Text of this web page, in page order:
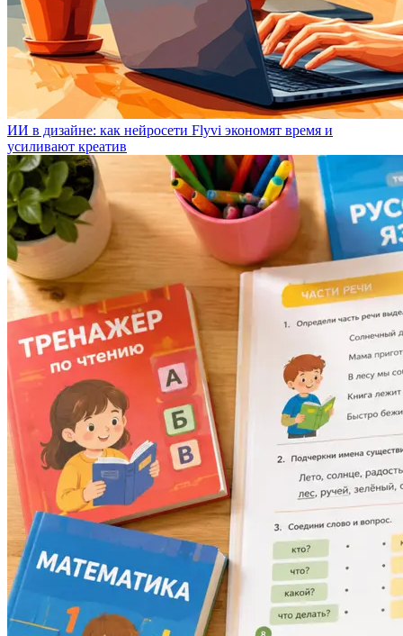
ИИ в дизайне: как нейросети Flyvi экономят время и
усиливают креатив